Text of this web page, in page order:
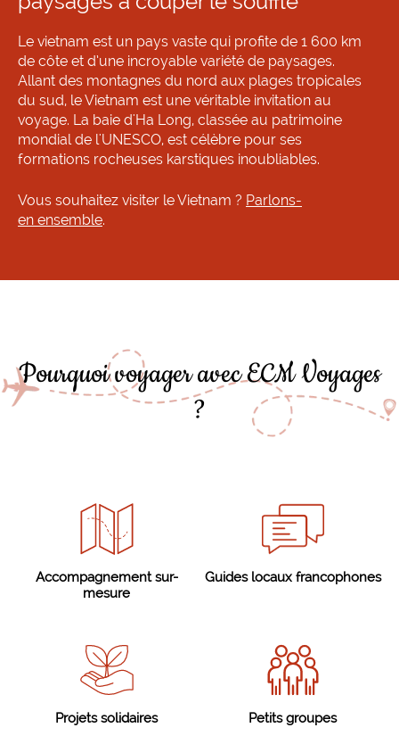
Le vietnam est un pays vaste qui profite de 1 600 km
de côte et d’une incroyable variété de paysages.
Allant des montagnes du nord aux plages tropicales
du sud, le Vietnam est une véritable invitation au
voyage. La baie d'Ha Long, classée au patrimoine
mondial de l'UNESCO, est célèbre pour ses
formations rocheuses karstiques inoubliables.
Vous souhaitez visiter le Vietnam ? Parlons-
en ensemble.
Pourquoi voyager avec ECM Voyages
?
Accompagnement sur-
mesure
Guides locaux francophones
Projets solidaires Petits groupes